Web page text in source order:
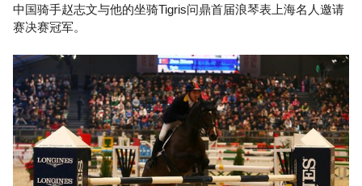
中国骑手赵志文与他的坐骑Tigris问鼎首届浪琴表上海名人邀请
赛决赛冠军。